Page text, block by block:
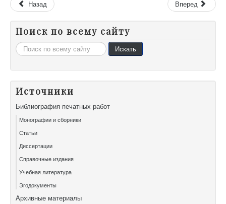
Назад Вперед
Поиск по всему сайту
Искать... Искать
Источники
Библиография печатных работ
Монографии и сборники
Статьи
Диссертации
Справочные издания
Учебная литература
Эгодокументы
Архивные материалы